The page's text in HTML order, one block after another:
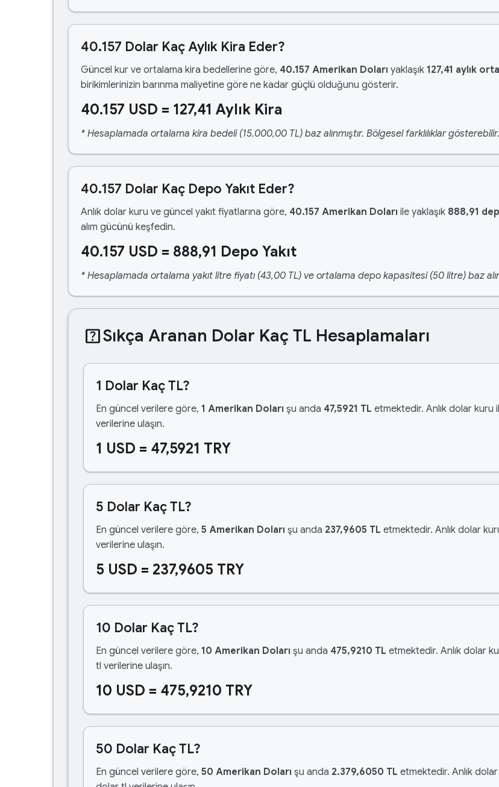
40.157 Dolar Kaç Aylık Kira Eder?
Güncel kur ve ortalama kira bedellerine göre, 40.157 Amerikan Doları yaklaşık 127,41 aylık
birikimlerinizin barınma maliyetine göre ne kadar güçlü olduğunu gösterir.
40.157 USD = 127,41 Aylık Kira
* Hesaplamada ortalama kira bedeli (15.000,00 TL) baz alınmıştır. Bölgesel farklılıklar gösterebilir.
40.157 Dolar Kaç Depo Yakıt Eder?
Anlık dolar kuru ve güncel yakıt fiyatlarına göre, 40.157 Amerikan Doları ile yaklaşık 888,91
alım gücünü keşfedin.
40.157 USD = 888,91 Depo Yakıt
* Hesaplamada ortalama yakıt litre fiyatı (43,00 TL) ve ortalama depo kapasitesi (50 litre) baz
help_centerSıkça Aranan Dolar Kaç TL Hesaplamaları
1 Dolar Kaç TL?
En güncel verilere göre, 1 Amerikan Doları şu anda 47,5921 TL etmektedir. Anlık dolar kuru
verilerine ulaşın.
1 USD = 47,5921 TRY
5 Dolar Kaç TL?
En güncel verilere göre, 5 Amerikan Doları şu anda 237,9605 TL etmektedir. Anlık dolar
verilerine ulaşın.
5 USD = 237,9605 TRY
10 Dolar Kaç TL?
En güncel verilere göre, 10 Amerikan Doları şu anda 475,9210 TL etmektedir. Anlık dolar
tl verilerine ulaşın.
10 USD = 475,9210 TRY
50 Dolar Kaç TL?
En güncel verilere göre, 50 Amerikan Doları şu anda 2.379,6050 TL etmektedir. Anlık